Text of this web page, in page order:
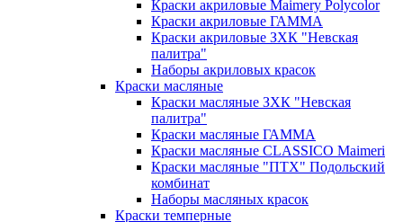
Краски акриловые Maimery Polycolor
Краски акриловые ГАММА
Краски акриловые ЗХК "Невская
палитра"
Наборы акриловых красок
Краски масляные
Краски масляные ЗХК "Невская
палитра"
Краски масляные ГАММА
Краски масляные CLASSICO Maimeri
Краски масляные "ПТХ" Подольский
комбинат
Наборы масляных красок
Краски темперные